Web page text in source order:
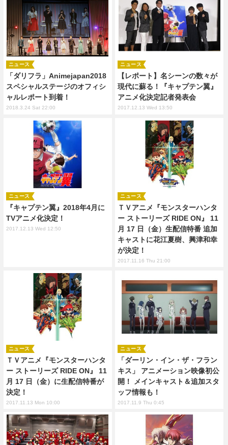
「ダリフラ」Animejapan2018
スペシャルステージのオフィシ
ャルレポート到着！
ニュース
2018.3.24 Sat 22:00
【レポート】名シーンの数々が
現代に蘇る！『キャプテン翼』
アニメ化決定記者発表会
ニュース
2017.12.13 Wed 13:50
『キャプテン翼』2018年4月に
TVアニメ化決定！
ニュース
2017.12.13 Wed 12:50
ＴＶアニメ『モンスターハンタ
ー ストーリーズ RIDE ON』 11
月 17 日（金）生配信特番 追加
キャストに花江夏樹、興津和幸
が決定！
ニュース
2017.11.16 Thu 21:00
ＴＶアニメ『モンスターハンタ
ー ストーリーズ RIDE ON』 11
月 17 日（金）に生配信特番が
決定！
ニュース
2017.11.13 Mon 10:00
「ダーリン・イン・ザ・フラン
キス」 アニメーション映像初公
開！ メインキャスト＆追加スタ
ッフ情報も！
ニュース
2017.11.9 Thu 0:45